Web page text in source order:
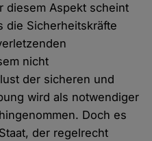
diesem Aspekt scheint
die Sicherheitskräfte
nicht
der sicheren und
wird als notwendiger
Doch es
der regelrecht